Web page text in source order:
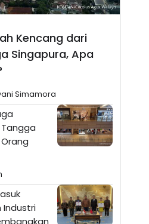
Kencang dari
Singapura, Apa
Simamora
Industri